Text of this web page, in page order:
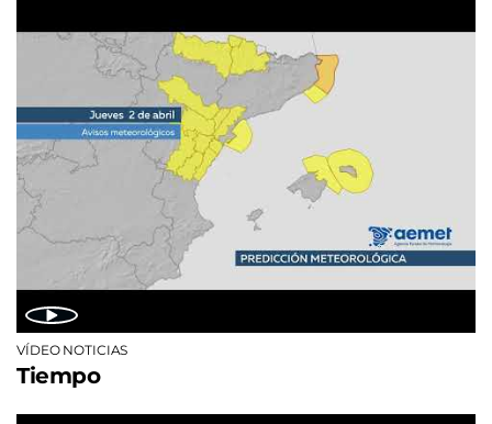
VÍDEO NOTICIAS
Tiempo